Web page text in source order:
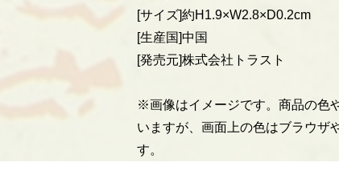
[サイズ]約H1.9×W2.8×D0.2cm
[生産国]中国
[発売元]株式会社トラスト
※画像はイメージです。商品の色
いますが、画面上の色はブラウザ
す。